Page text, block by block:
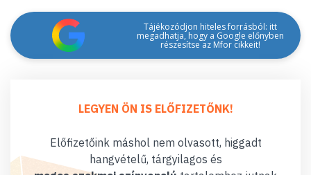
Tájékozódjon hiteles forrásból: itt
megadhatja, hogy a Google előnyben
részesítse az Mfor cikkeit!
LEGYEN ÖN IS ELŐFIZETŐNK!
Előfizetőink máshol nem olvasott, higgadt
hangvételű, tárgyilagos és